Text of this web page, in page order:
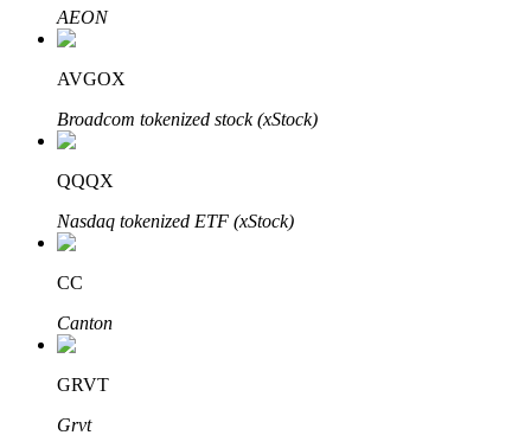
AEON
AVGOX
Broadcom tokenized stock (xStock)
QQQX
Nasdaq tokenized ETF (xStock)
CC
Canton
GRVT
Grvt